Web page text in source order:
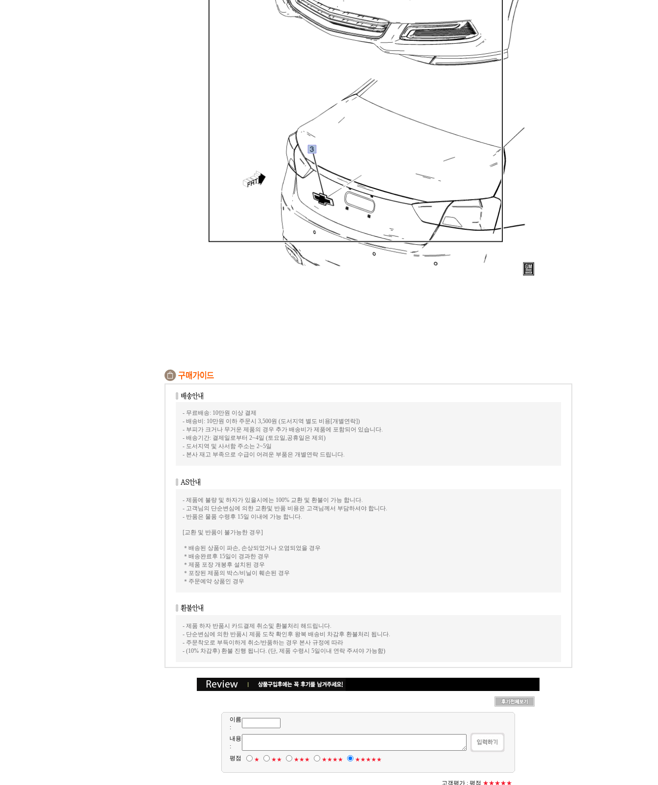
- 무료배송: 10만원 이상 결제
- 배송비: 10만원 이하 주문시 3,500원 (도서지역 별도 비용[개별연락])
- 부피가 크거나 무거운 제품의 경우 추가 배송비가 제품에 포함되어 있습니다.
- 배송기간: 결제일로부터 2~4일 (토요일,공휴일은 제외)
- 도서지역 및 사서함 주소는 2~5일
- 본사 재고 부족으로 수급이 어려운 부품은 개별연락 드립니다.
- 제품에 불량 및 하자가 있을시에는 100% 교환 및 환불이 가능 합니다.
- 고객님의 단순변심에 의한 교환및 반품 비용은 고객님께서 부담하셔야 합니다.
- 반품은 물품 수령후 15일 이내에 가능 합니다.
[교환 및 반품이 불가능한 경우]
＊배송된 상품이 파손, 손상되었거나 오염되었을 경우
＊배송완료후 15일이 경과한 경우
＊제품 포장 개봉후 설치된 경우
＊포장된 제품의 박스/비닐이 훼손된 경우
＊주문예약 상품인 경우
- 제품 하자 반품시 카드결제 취소및 환불처리 해드립니다.
- 단순변심에 의한 반품시 제품 도착 확인후 왕복 배송비 차감후 환불처리 됩니다.
- 주문착오로 부득이하게 취소/반품하는 경우 본사 규정에 따라
- (10% 차감후) 환불 진행 됩니다. (단, 제품 수령시 5일이내 연락 주셔야 가능함)
이름
:
내용
:
평점
★ ★★ ★★★ ★★★★ ★★★★★
고객평가 : 평점 ★★★★★